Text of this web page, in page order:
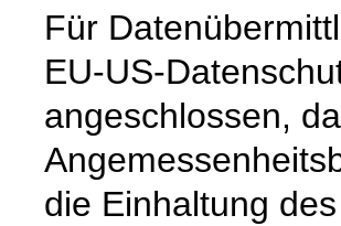
Für
EU-US-
angeschlossen,
die Einhaltung